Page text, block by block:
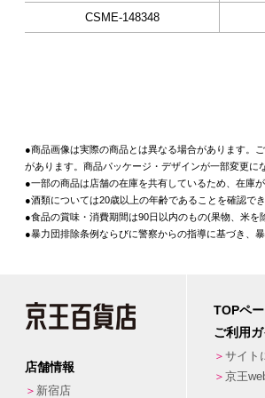
CSME-148348
●商品画像は実際の商品とは異なる場合があります。
があります。商品パッケージ・デザインが一部変更に
●一部の商品は店舗の在庫を共有しているため、在庫
●酒類については20歳以上の年齢であることを確認で
●食品の賞味・消費期間は90日以内のもの(果物、米
●暴力団排除条例ならびに警察からの指導に基づき、
店舗情報
新宿店
TOPペ
ご利用
サイト
京王